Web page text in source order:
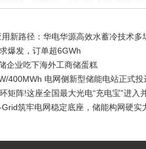
新路径：华电华源高效水蓄冷技术多
爆发，订单超6GWh
企业吃下海外工商储蛋糕
400MWh 电网侧新型储能电站正式投
矩阵!这座全国最大光电“充电宝”进入
筑牢电网稳定底座，储能构网硬实